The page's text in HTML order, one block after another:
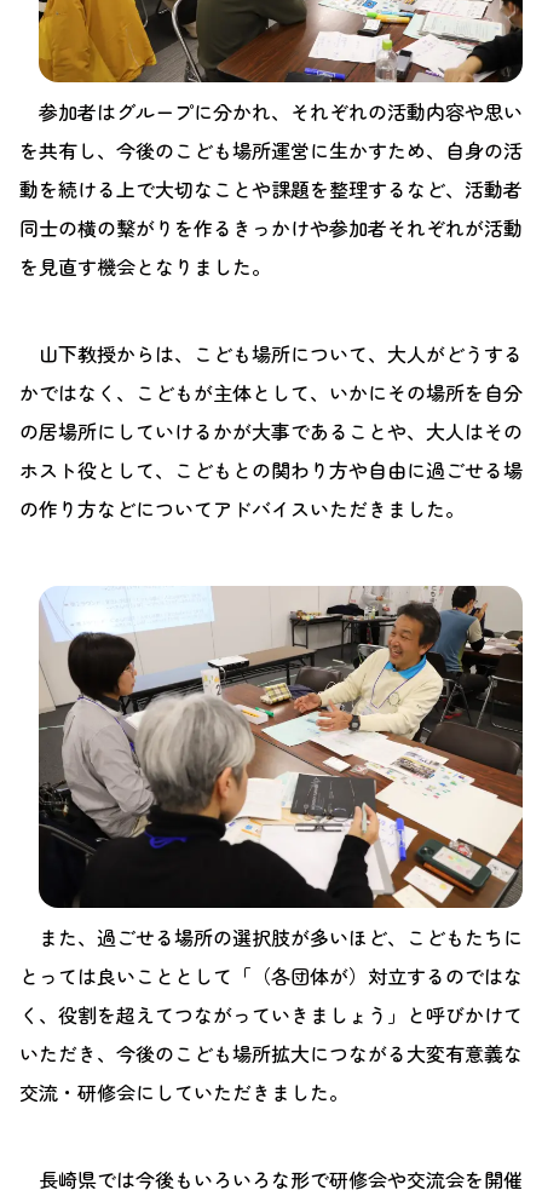
参加者はグループに分かれ、それぞれの活動内容や思い
を共有し、今後のこども場所運営に生かすため、自身の活
動を続ける上で大切なことや課題を整理するなど、活動者
同士の横の繋がりを作るきっかけや参加者それぞれが活動
を見直す機会となりました。
山下教授からは、こども場所について、大人がどうする
かではなく、こどもが主体として、いかにその場所を自分
の居場所にしていけるかが大事であることや、大人はその
ホスト役として、こどもとの関わり方や自由に過ごせる場
の作り方などについてアドバイスいただきました。
また、過ごせる場所の選択肢が多いほど、こどもたちに
とっては良いこととして「（各団体が）対立するのではな
く、役割を超えてつながっていきましょう」と呼びかけて
いただき、今後のこども場所拡大につながる大変有意義な
交流・研修会にしていただきました。
長崎県では今後もいろいろな形で研修会や交流会を開催